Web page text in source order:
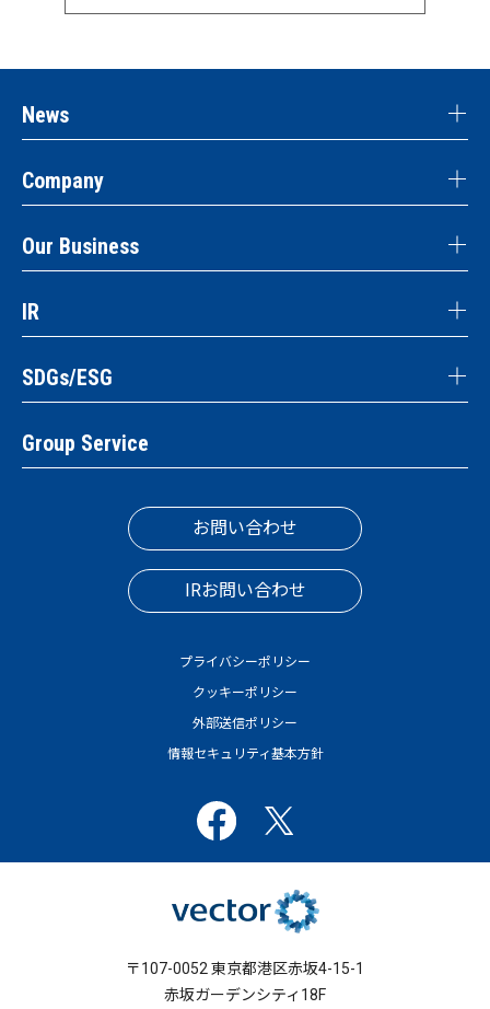
News
Company
Our Business
IR
SDGs/ESG
Group Service
お問い合わせ
IRお問い合わせ
プライバシーポリシー
クッキーポリシー
外部送信ポリシー
情報セキュリティ基本方針
〒107-0052 東京都港区赤坂4-15-1
赤坂ガーデンシティ18F